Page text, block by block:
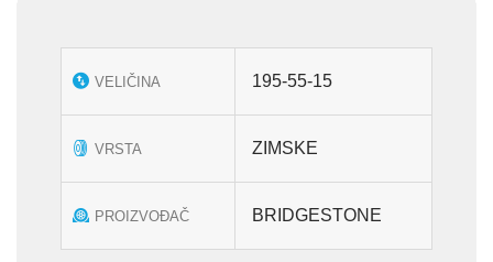
VELIČINA 195-55-15
VRSTA ZIMSKE
PROIZVOĐAČ BRIDGESTONE